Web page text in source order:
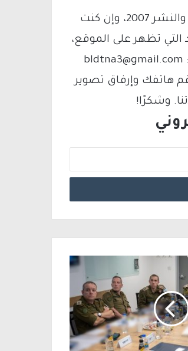
يتم الاستخدام المواد وفقًا للمادة 27 أ من قانون حقوق التأليف والنشر 2007، وإن كنت
تظهر على الموقع،
فيمكنك التواصل معنا عبر البريد الإلكتروني على العنوان التالي: bldtna3@gmail.com
هاتفك وإرفاق تصوير
وشكرًا!